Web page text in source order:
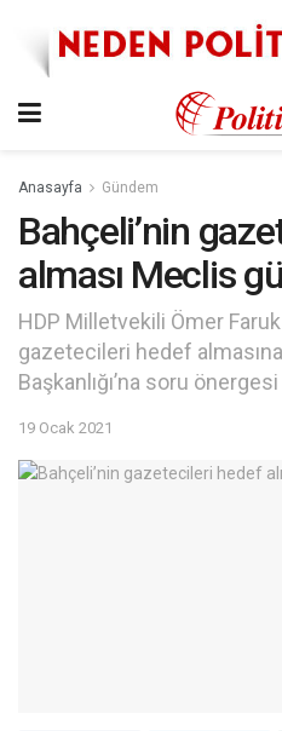
Anasayfa Gündem
Bahçeli’nin
alması Meclis
HDP Milletvekili Ömer
gazetecileri hedef
Başkanlığı’na soru
19 Ocak 2021